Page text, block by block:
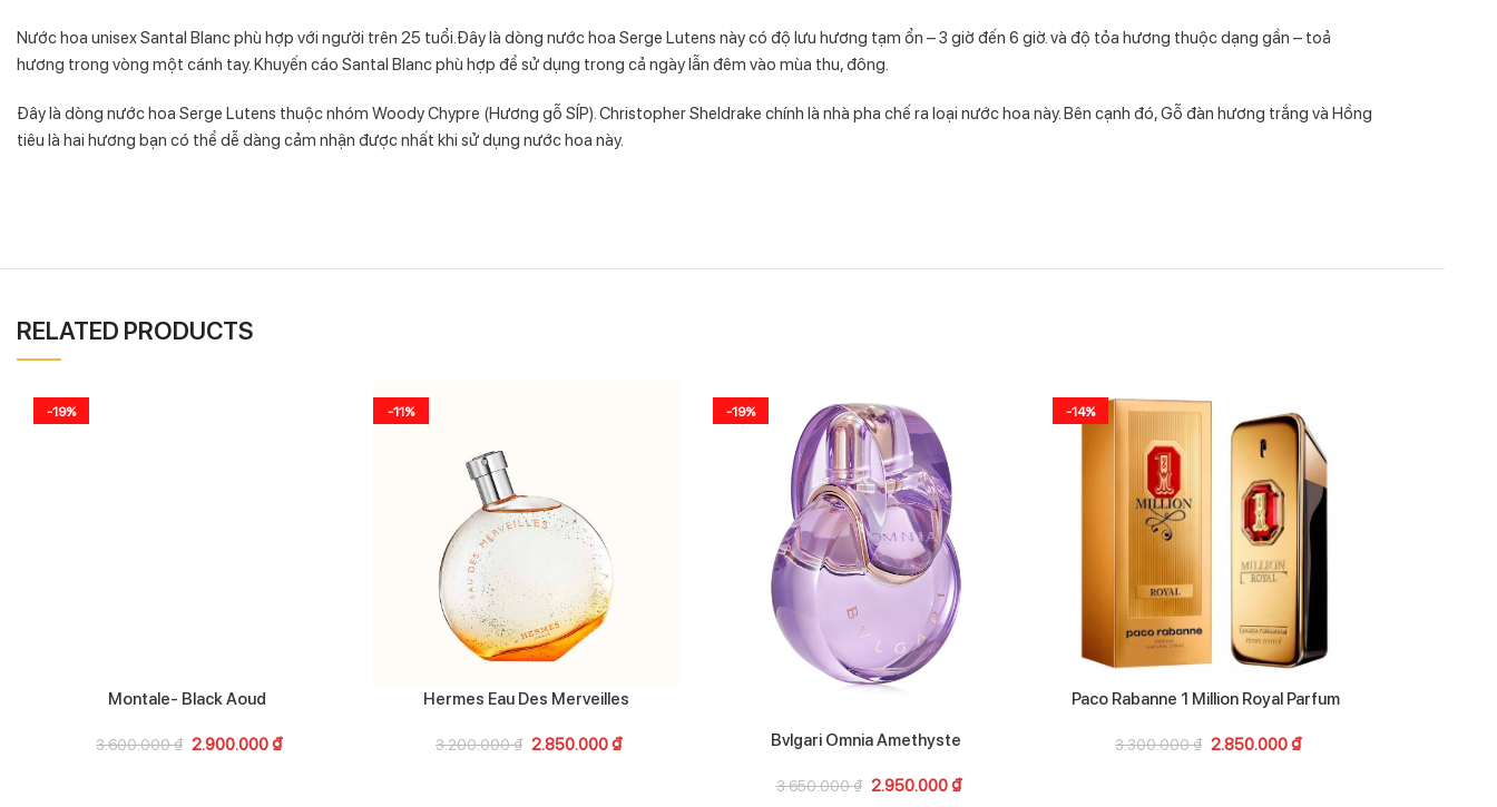
Nước hoa unisex Santal Blanc phù hợp với người trên 25 tuổi.Đây là dòng nước hoa Serge Lutens này có độ lưu hương tạm ổn – 3 giờ đến 6 giờ. và độ tỏa hương thuộc dạng gần – toả
hương trong vòng một cánh tay. Khuyến cáo Santal Blanc phù hợp để sử dụng trong cả ngày lẫn đêm vào mùa thu, đông.
Đây là dòng nước hoa Serge Lutens thuộc nhóm Woody Chypre (Hương gỗ SÍP). Christopher Sheldrake chính là nhà pha chế ra loại nước hoa này. Bên cạnh đó, Gỗ đàn hương trắng và Hồng
tiêu là hai hương bạn có thể dễ dàng cảm nhận được nhất khi sử dụng nước hoa này.
RELATED PRODUCTS
-19%
Montale- Black Aoud
3.600.000₫ 2.900.000₫
-11%
Hermes Eau Des Merveilles
3.200.000₫ 2.850.000₫
-19%
Bvlgari Omnia Amethyste
3.650.000₫ 2.950.000₫
-14%
Paco Rabanne 1 Million Royal Parfum
3.300.000₫ 2.850.000₫